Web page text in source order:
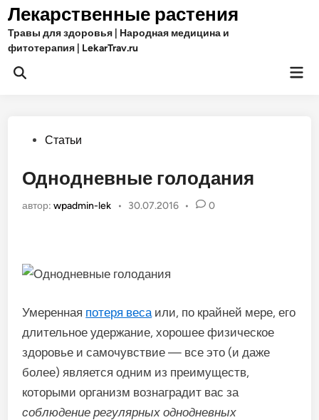
Перейти
содержимому
Лекарственные растения
Травы для здоровья | Народная медицина и
фитотерапия | LekarTrav.ru
Открыть
Опубликовано
Статьи
Однодневные голодания
автор:wpadmin-lek • 30.07.2016 • 0
Умеренная потеря веса или, по крайней мере, его
длительное удержание, хорошее физическое
здоровье и самочувствие — все это (и даже
более) является одним из преимуществ,
которыми организм вознаградит вас за
соблюдение регулярных однодневных